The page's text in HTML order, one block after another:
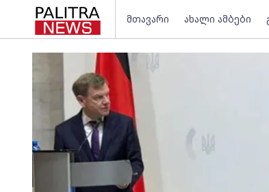
მთავარი ახალი ამბები